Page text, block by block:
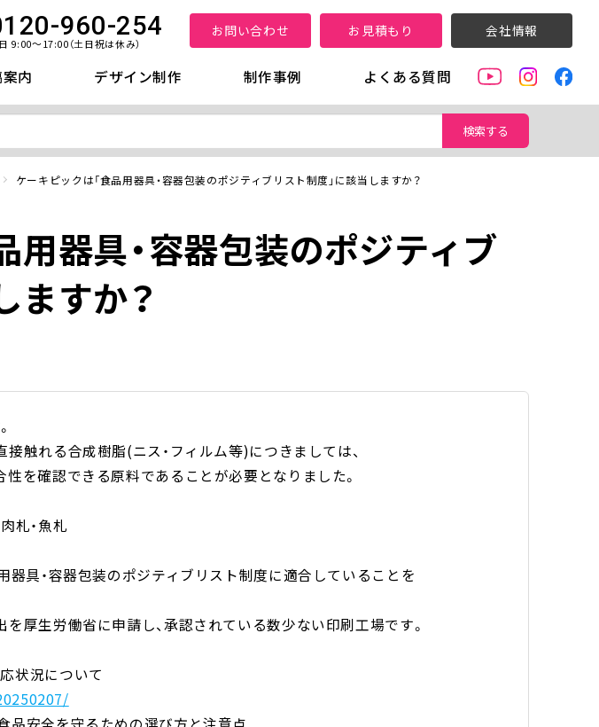
960-254
9:00～17:00（土日祝は休み）
お問い合わせ お見積もり 会社情報
内 デザイン制作 制作事例 よくある質問
検索する
ケーキピックは「食品用器具・容器包装のポジティブリスト制度」に該当しますか？
用器具・容器包装のポジティブ
ますか？
触れる合成樹脂(ニス・フィルム等)につきましては、
を確認できる原料であることが必要となりました。
札・魚札
器具・容器包装のポジティブリスト制度に適合していることを
厚生労働省に申請し、承認されている数少ない印刷工場です。
状況について